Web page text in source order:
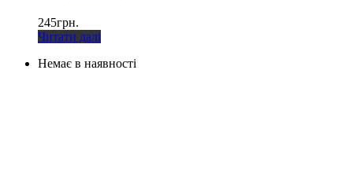
245грн.
Читати далі
Немає в наявності